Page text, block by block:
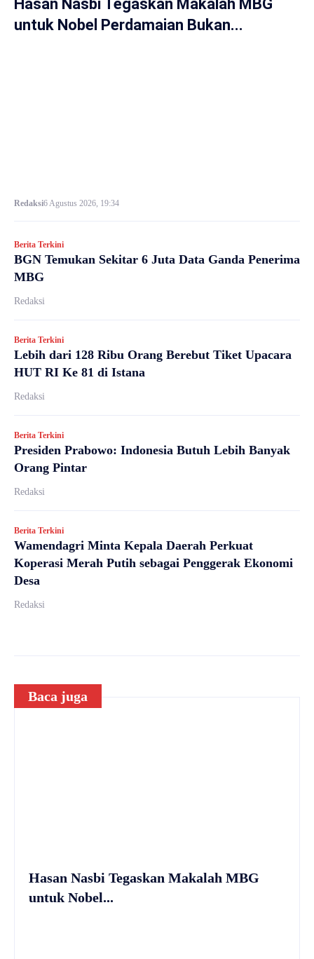
Hasan Nasbi Tegaskan Makalah MBG
untuk Nobel Perdamaian Bukan...
Redaksi6 Agustus 2026, 19:34
Berita Terkini
BGN Temukan Sekitar 6 Juta Data Ganda Penerima
MBG
Redaksi
Berita Terkini
Lebih dari 128 Ribu Orang Berebut Tiket Upacara
HUT RI Ke 81 di Istana
Redaksi
Berita Terkini
Presiden Prabowo: Indonesia Butuh Lebih Banyak
Orang Pintar
Redaksi
Berita Terkini
Wamendagri Minta Kepala Daerah Perkuat
Koperasi Merah Putih sebagai Penggerak Ekonomi
Desa
Redaksi
Baca juga
Hasan Nasbi Tegaskan Makalah MBG
untuk Nobel...